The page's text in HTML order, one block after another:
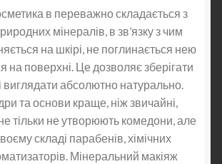
в переважно складається з
мінералів, в зв’язку з чим
на шкірі, не поглинається нею
на поверхні. Це дозволяє зберігати
виглядати абсолютно натурально.
та основи краще, ніж звичайні,
тільки не утворюють комедони, але
складі парабенів, хімічних
Мінеральний макіяж